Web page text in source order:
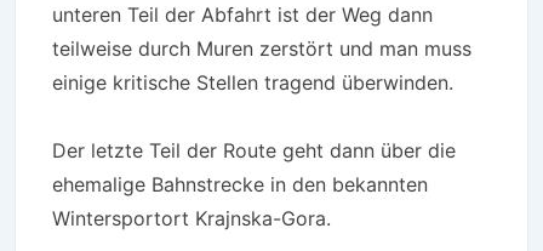
unteren Teil der Abfahrt ist der Weg dann
teilweise durch Muren zerstört und man muss
einige kritische Stellen tragend überwinden.
Der letzte Teil der Route geht dann über die
ehemalige Bahnstrecke in den bekannten
Wintersportort Krajnska-Gora.